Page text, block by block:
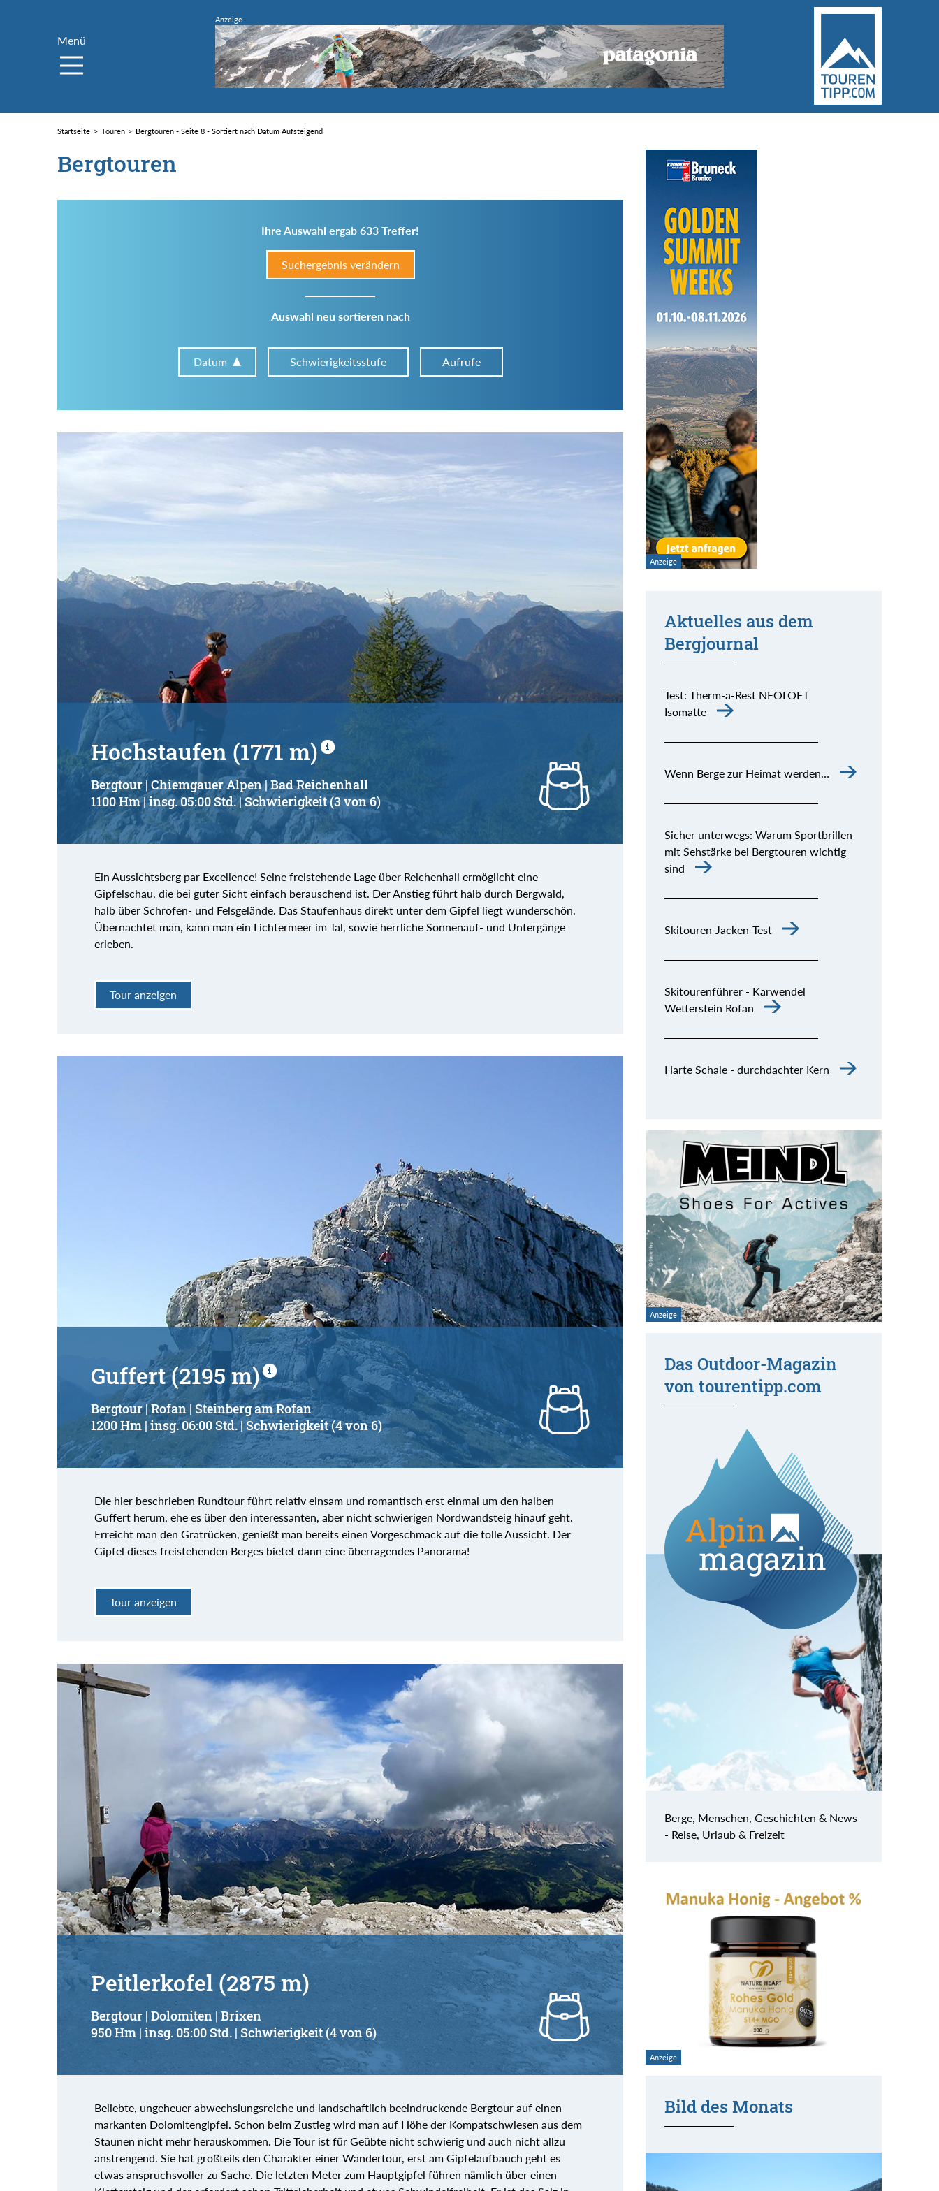
Menü
Startseite Touren Bergtouren - Seite 8 - Sortiert nach Datum Aufsteigend
Bergtouren
Ihre Auswahl ergab 633 Treffer!
Suchergebnis verändern
Auswahl neu sortieren nach
Datum Schwierigkeitsstufe Aufrufe
Im Tourenarchiv suchen
Gebirge:
Art der Tour:
Kondition (Tourdauer):
von
bis
Suchbegriff:
Hochstaufen (1771 m)
Bergtour | Chiemgauer Alpen | Bad Reichenhall
1100 Hm | insg. 05:00 Std. | Schwierigkeit (3 von 6)
Ein Aussichtsberg par Excellence! Seine freistehende Lage über Reichenhall ermöglicht eine
Gipfelschau, die bei guter Sicht einfach berauschend ist. Der Anstieg führt halb durch Bergwald,
halb über Schrofen- und Felsgelände. Das Staufenhaus direkt unter dem Gipfel liegt wunderschön.
Übernachtet man, kann man ein Lichtermeer im Tal, sowie herrliche Sonnenauf- und Untergänge
erleben.
Tour anzeigen
Guffert (2195 m)
Bergtour | Rofan | Steinberg am Rofan
1200 Hm | insg. 06:00 Std. | Schwierigkeit (4 von 6)
Die hier beschrieben Rundtour führt relativ einsam und romantisch erst einmal um den halben
Guffert herum, ehe es über den interessanten, aber nicht schwierigen Nordwandsteig hinauf geht.
Erreicht man den Gratrücken, genießt man bereits einen Vorgeschmack auf die tolle Aussicht. Der
Gipfel dieses freistehenden Berges bietet dann eine überragendes Panorama!
Tour anzeigen
Peitlerkofel (2875 m)
Bergtour | Dolomiten | Brixen
950 Hm | insg. 05:00 Std. | Schwierigkeit (4 von 6)
Beliebte, ungeheuer abwechslungsreiche und landschaftlich beeindruckende Bergtour auf einen
markanten Dolomitengipfel. Schon beim Zustieg wird man auf Höhe der Kompatschwiesen aus dem
Staunen nicht mehr herauskommen. Die Tour ist für Geübte nicht schwierig und auch nicht allzu
anstrengend. Sie hat großteils den Charakter einer Wandertour, erst am Gipfelaufbauch geht es
etwas anspruchsvoller zu Sache. Die letzten Meter zum Hauptgipfel führen nämlich über einen
Aktuelles aus dem
Bergjournal
Test: Therm-a-Rest NEOLOFT
Isomatte
Wenn Berge zur Heimat werden…
Sicher unterwegs: Warum Sportbrillen
mit Sehstärke bei Bergtouren wichtig
sind
Skitouren-Jacken-Test
Skitourenführer - Karwendel
Wetterstein Rofan
Harte Schale - durchdachter Kern
Das Outdoor-Magazin
von tourentipp.com
Berge, Menschen, Geschichten & News
- Reise, Urlaub & Freizeit
Bild des Monats